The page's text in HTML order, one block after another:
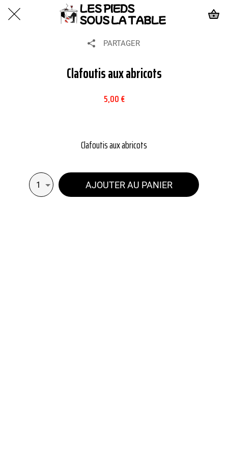
PARTAGER
Clafoutis aux abricots
5,00 €
Clafoutis aux abricots
1 AJOUTER AU PANIER